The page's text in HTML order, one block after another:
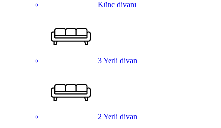
Künc divanı
3 Yerli divan
2 Yerli divan